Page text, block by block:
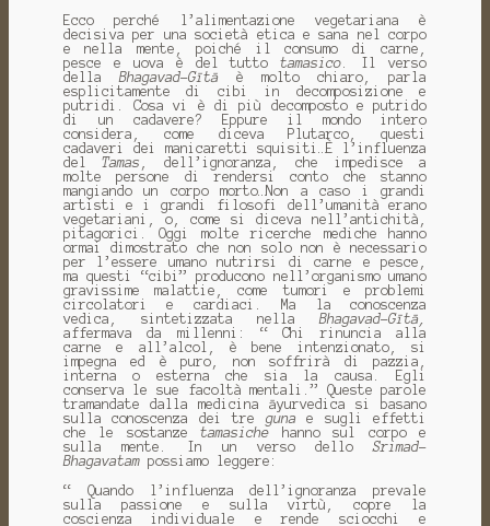
Ecco perché l’alimentazione vegetariana è
decisiva per una società etica e sana nel corpo
e nella mente, poiché il consumo di carne,
pesce e uova è del tuttotamasico . Il verso
della Bhagavad-Gītā è molto chiaro, parla
esplicitamente di cibi in decomposizione e
putridi. Cosa vi è di più decomposto e putrido
di un cadavere? Eppure il mondo intero
considera, come diceva Plutarco, questi
cadaveri dei manicaretti squisiti…È l’influenza
delTamas
, dell’ignoranza, che impedisce a
molte persone di rendersi conto che stanno
mangiando un corpo morto…Non a caso i grandi
artisti e i grandi filosofi dell’umanità erano
vegetariani, o, come si diceva nell’antichità,
pitagorici. Oggi molte ricerche mediche hanno
ormai dimostrato che non solo non è necessario
per l’essere umano nutrirsi di carne e pesce,
ma questi “cibi” producono nell’organismo umano
gravissime malattie, come tumori e problemi
circolatori e cardiaci. Ma la conoscenza
vedica, sintetizzata nellaBhagavad-Gītā,
affermava da millenni: “ Chi rinuncia alla
carne e all’alcol, è bene intenzionato, si
impegna ed è puro, non soffrirà di pazzia,
interna o esterna che sia la causa. Egli
conserva le sue facoltà mentali.” Queste parole
tramandate dalla medicina āyurvedica si basano
sulla conoscenza dei tre guna e sugli effetti
che le sostanzetamasiche hanno sul corpo e
sulla mente. In un verso delloSrimad-
Bhagavatampossiamo leggere:
“ Quando l’influenza dell’ignoranza prevale
sulla passione e sulla virtù, copre la
coscienza individuale e rende sciocchi e